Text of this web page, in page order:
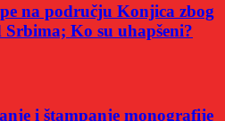
na području Konjica zbog
Ko su uhapšeni?
i štampanje monografije